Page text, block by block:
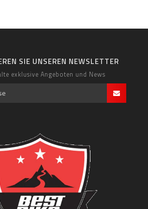
SIE UNSEREN NEWSLETTER
exklusive Angeboten und News